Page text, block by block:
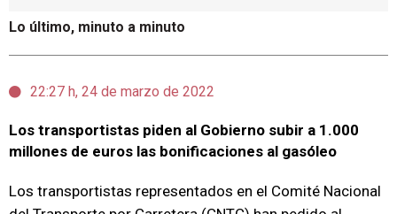
Lo último, minuto a minuto
22:27 h, 24 de marzo de 2022
Los transportistas piden al Gobierno subir a 1.000
millones de euros las bonificaciones al gasóleo
Los transportistas representados en el Comité Nacional